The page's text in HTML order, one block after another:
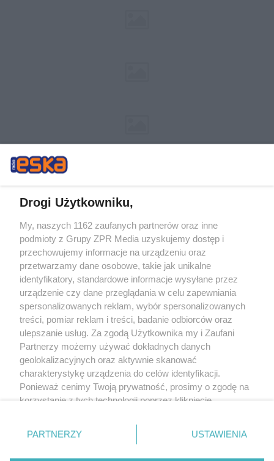
Żaden utwór zamieszczony w serwisie nie może być powielany i
rozpowszechniany lub dalej rozpowszechniany w jakikolwiek sposób (w
tym także elektroniczny lub mechaniczny) na jakimkolwiek polu
eksploatacji w jakiejkolwiek formie, włącznie z umieszczaniem w Internecie
bez pisemnej zgody właściciela praw. Jakiekolwiek użycie lub
wykorzystanie utworów w całości lub w części z naruszeniem prawa, tzn.
bez właściwej zgody, jest zabronione pod groźbą kary i może być ścigane
prawnie.
O nas
Drogi Użytkowniku,
My, naszych 1162 zaufanych partnerów oraz inne
podmioty z Grupy ZPR Media uzyskujemy dostęp i
przechowujemy informacje na urządzeniu oraz
przetwarzamy dane osobowe, takie jak unikalne
identyfikatory, standardowe informacje wysyłane przez
urządzenie czy dane przeglądania w celu zapewniania
spersonalizowanych reklam, wybór spersonalizowanych
treści, pomiar reklam i treści, badanie odbiorców oraz
ulepszanie usług. Za zgodą Użytkownika my i Zaufani
Partnerzy możemy używać dokładnych danych
geolokalizacyjnych oraz aktywnie skanować
charakterystykę urządzenia do celów identyfikacji.
Ponieważ cenimy Twoją prywatność, prosimy o zgodę na
korzystanie z tych technologii poprzez kliknięcie
zmienić/wycofać klikając przycisk ustawień prywatności
znajdujący się w lewym dolnym rogu strony
rodzaje przetwarzania danych nie wymagają zgody
PARTNERZY USTAWIENIA